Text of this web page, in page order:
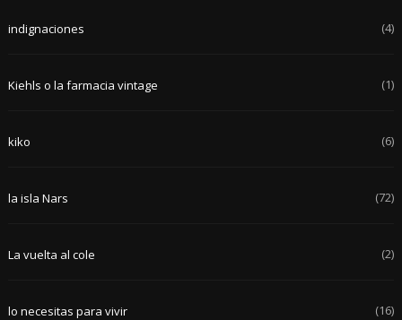
indignaciones (4)
Kiehls o la farmacia vintage (1)
kiko (6)
la isla Nars (72)
La vuelta al cole (2)
lo necesitas para vivir (16)